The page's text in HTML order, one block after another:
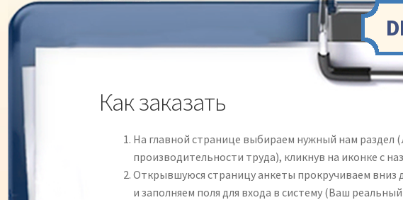
Как заказать
На главной странице выбираем нужный нам
производительности труда), кликнув на иконке с
Открывшуюся страницу анкеты прокручиваем вниз
и заполняем поля для входа в систему (Ваш